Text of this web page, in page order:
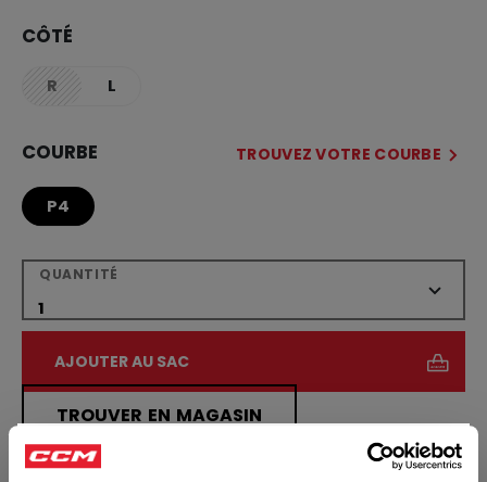
CÔTÉ
Rnot.available
L
COURBE TROUVEZ VOTRE COURBE
P4
QUANTITÉ
AJOUTER AU SAC
TROUVER EN MAGASIN